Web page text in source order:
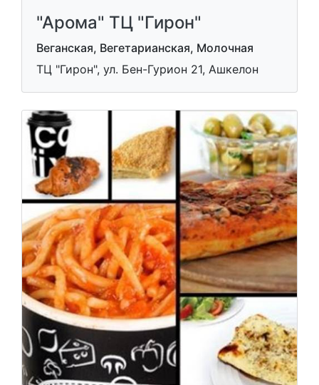
"Арома" ТЦ "Гирон"
Веганская, Вегетарианская, Молочная
ТЦ "Гирон", ул. Бен-Гурион 21, Ашкелон